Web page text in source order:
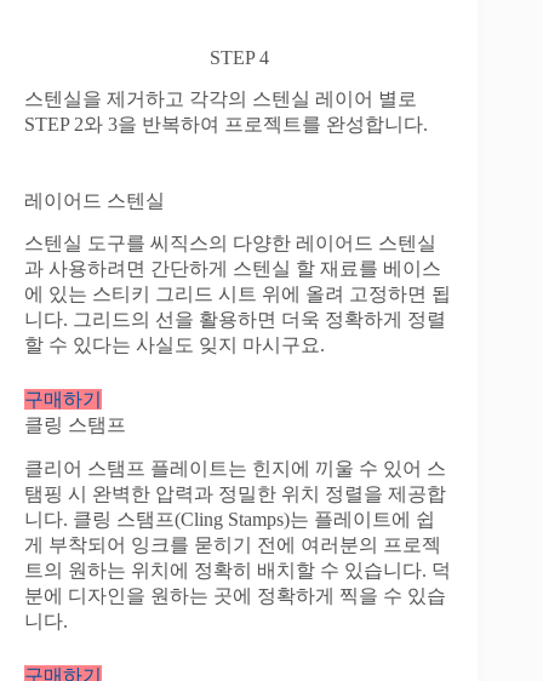
STEP 4
스텐실을 제거하고 각각의 스텐실 레이어 별로
STEP 2와 3을 반복하여 프로젝트를 완성합니다.
레이어드 스텐실
스텐실 도구를 씨직스의 다양한 레이어드 스텐실
과 사용하려면 간단하게 스텐실 할 재료를 베이스
에 있는 스티키 그리드 시트 위에 올려 고정하면 됩
니다. 그리드의 선을 활용하면 더욱 정확하게 정렬
할 수 있다는 사실도 잊지 마시구요.
구매하기
클링 스탬프
클리어 스탬프 플레이트는 힌지에 끼울 수 있어 스
탬핑 시 완벽한 압력과 정밀한 위치 정렬을 제공합
니다. 클링 스탬프(Cling Stamps)는 플레이트에 쉽
게 부착되어 잉크를 묻히기 전에 여러분의 프로젝
트의 원하는 위치에 정확히 배치할 수 있습니다. 덕
분에 디자인을 원하는 곳에 정확하게 찍을 수 있습
니다.
구매하기